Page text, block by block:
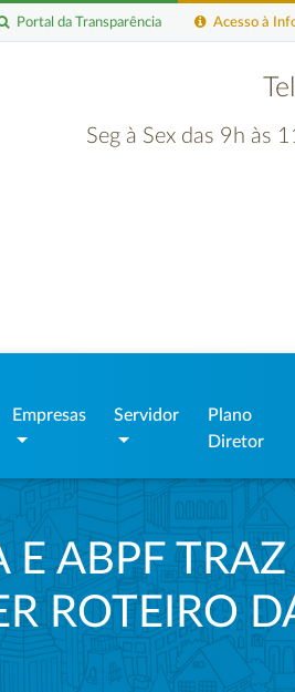
Acesso à
Portal da Transparência
Seg à Sex das 9h às
Empresas Servidor
Plano
Diretor
E ABPF
ROTEIRO